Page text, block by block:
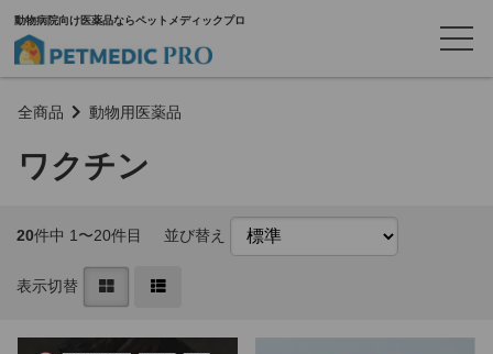
動物病院向け医薬品ならペットメディックプロ
全商品 動物用医薬品
ワクチン
20件中 1〜20件目 並び替え
表示切替